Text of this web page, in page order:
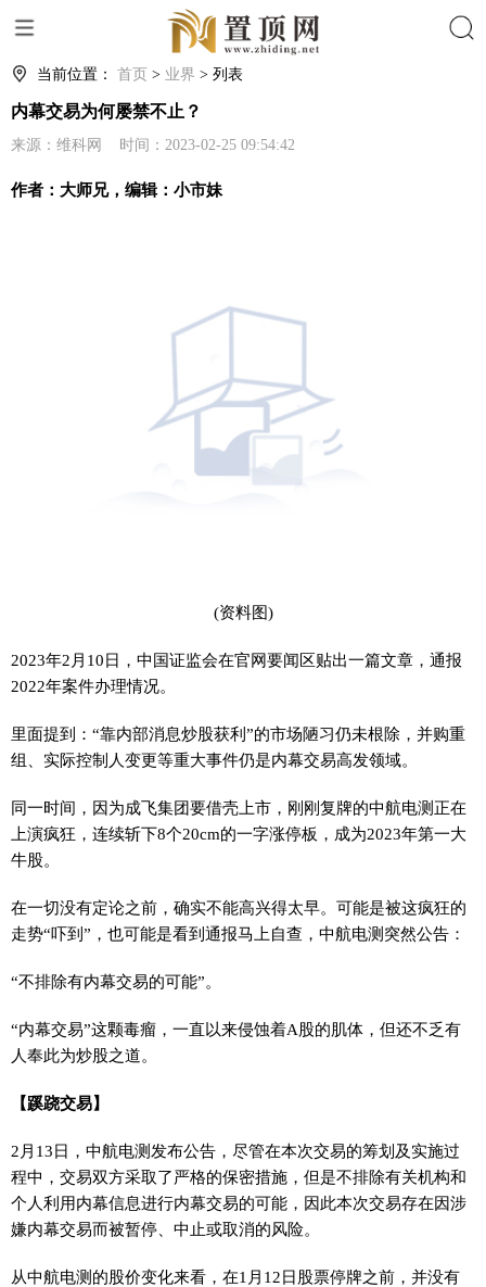
当前位置： 首页 > 业界 > 列表
内幕交易为何屡禁不止？
来源：维科网 时间：2023-02-25 09:54:42
作者：大师兄，编辑：小市妹
(资料图)
2023年2月10日，中国证监会在官网要闻区贴出一篇文章，通报
2022年案件办理情况。
里面提到：“靠内部消息炒股获利”的市场陋习仍未根除，并购重
组、实际控制人变更等重大事件仍是内幕交易高发领域。
同一时间，因为成飞集团要借壳上市，刚刚复牌的中航电测正在
上演疯狂，连续斩下8个20cm的一字涨停板，成为2023年第一大
牛股。
在一切没有定论之前，确实不能高兴得太早。可能是被这疯狂的
走势“吓到”，也可能是看到通报马上自查，中航电测突然公告：
“不排除有内幕交易的可能”。
“内幕交易”这颗毒瘤，一直以来侵蚀着A股的肌体，但还不乏有
人奉此为炒股之道。
【蹊跷交易】
2月13日，中航电测发布公告，尽管在本次交易的筹划及实施过
程中，交易双方采取了严格的保密措施，但是不排除有关机构和
个人利用内幕信息进行内幕交易的可能，因此本次交易存在因涉
嫌内幕交易而被暂停、中止或取消的风险。
从中航电测的股价变化来看，在1月12日股票停牌之前，并没有